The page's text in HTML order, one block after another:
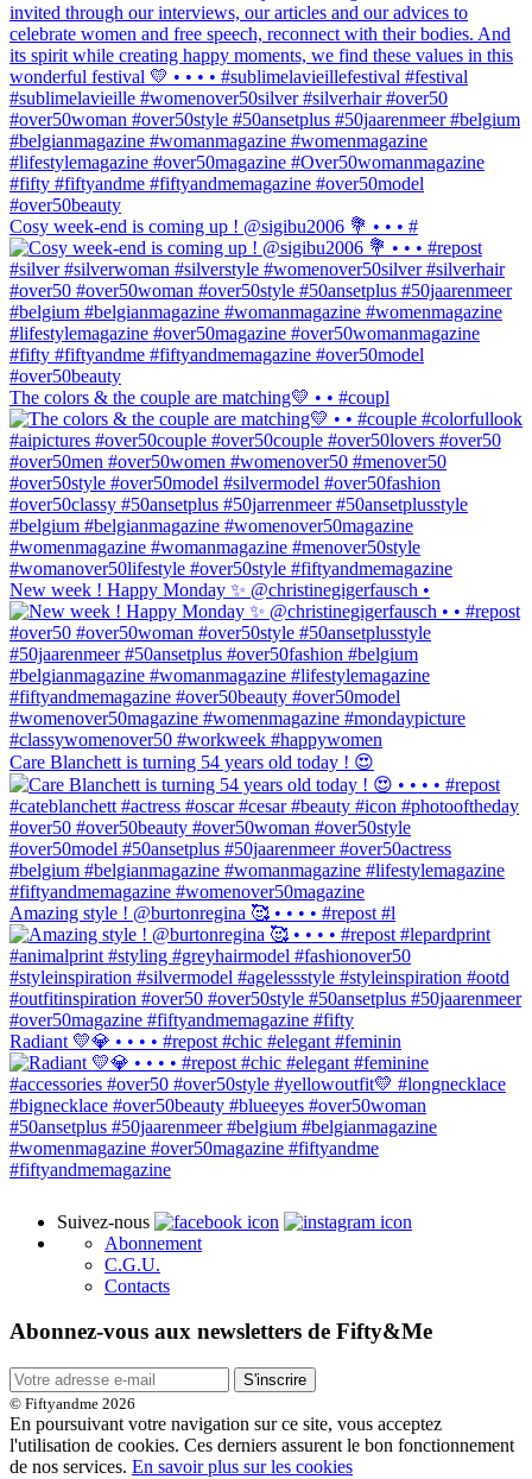
Cosy week-end is coming up ! @sigibu2006 💐 • • • #
The colors & the couple are matching💛 • • #coupl
New week ! Happy Monday ✨ @christinegigerfausch •
Care Blanchett is turning 54 years old today ! 😍
Amazing style ! @burtonregina 🥰 • • • • #repost #l
Radiant 💛💎 • • • • #repost #chic #elegant #feminin
Suivez-nous
Abonnement
C.G.U.
Contacts
Abonnez-vous aux newsletters de Fifty&Me
S'inscrire
© Fiftyandme 2026
En poursuivant votre navigation sur ce site, vous acceptez
l'utilisation de cookies. Ces derniers assurent le bon fonctionnement
de nos services. En savoir plus sur les cookies